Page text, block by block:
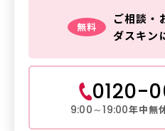
無料
ご相談・
ダスキン
0120-
9:00～19:00年中無